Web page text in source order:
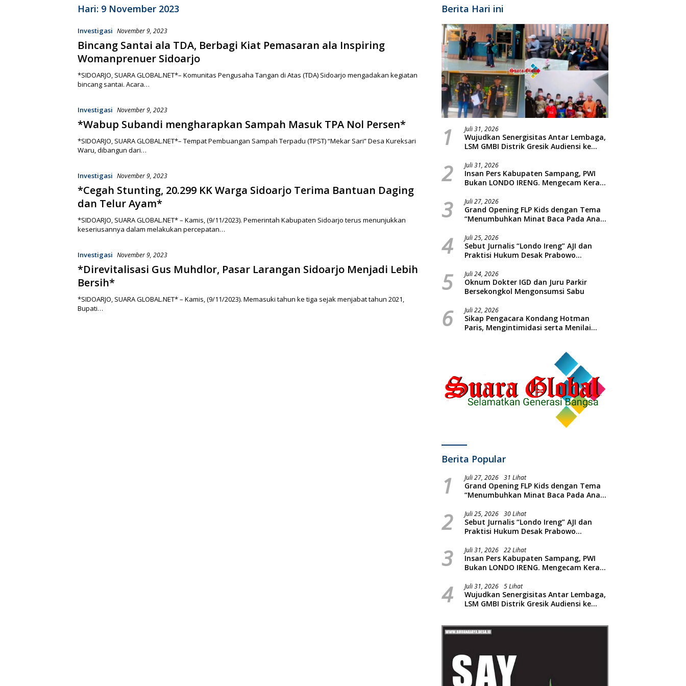
Hari: 9 November 2023
Investigasi November 9, 2023
Bincang Santai ala TDA, Berbagi Kiat Pemasaran ala Inspiring
Womanprenuer Sidoarjo
*SIDOARJO, SUARA GLOBAL.NET*– Komunitas Pengusaha Tangan di Atas (TDA) Sidoarjo mengadakan kegiatan
bincang santai. Acara…
Investigasi November 9, 2023
*Wabup Subandi mengharapkan Sampah Masuk TPA Nol Persen*
*SIDOARJO, SUARA GLOBAL.NET*– Tempat Pembuangan Sampah Terpadu (TPST) “Mekar Sari” Desa Kureksari
Waru, dibangun dari…
Investigasi November 9, 2023
*Cegah Stunting, 20.299 KK Warga Sidoarjo Terima Bantuan Daging
dan Telur Ayam*
*SIDOARJO, SUARA GLOBAL.NET* – Kamis, (9/11/2023). Pemerintah Kabupaten Sidoarjo terus menunjukkan
keseriusannya dalam melakukan percepatan…
Investigasi November 9, 2023
*Direvitalisasi Gus Muhdlor, Pasar Larangan Sidoarjo Menjadi Lebih
Bersih*
*SIDOARJO, SUARA GLOBAL.NET* – Kamis, (9/11/2023). Memasuki tahun ke tiga sejak menjabat tahun 2021,
Bupati…
Berita Hari ini
1 Juli 31, 2026
Wujudkan Senergisitas Antar Lembaga,
LSM GMBI Distrik Gresik Audiensi ke
Dilanjutkan Giat Sosial Santunan Anak
Yatim Piatu
2 Juli 31, 2026
Insan Pers Kabupaten Sampang, PWI
Bukan LONDO IRENG. Mengecam Keras
Republik Indonesia
3 Juli 27, 2026
Grand Opening FLP Kids dengan Tema
“Menumbuhkan Minat Baca Pada Anak
4 Juli 25, 2026
Sebut Jurnalis “Londo Ireng” AJI dan
Praktisi Hukum Desak Prabowo
5 Juli 24, 2026
Oknum Dokter IGD dan Juru Parkir
Bersekongkol Mengonsumsi Sabu
6 Juli 22, 2026
Sikap Pengacara Kondang Hotman
Paris, Mengintimidasi serta Menilai
Berita Popular
1 Juli 27, 2026 31 Lihat
Grand Opening FLP Kids dengan Tema
“Menumbuhkan Minat Baca Pada Anak
2 Juli 25, 2026 30 Lihat
Sebut Jurnalis “Londo Ireng” AJI dan
Praktisi Hukum Desak Prabowo
3 Juli 31, 2026 22 Lihat
Insan Pers Kabupaten Sampang, PWI
Bukan LONDO IRENG. Mengecam Keras
Republik Indonesia
4 Juli 31, 2026 5 Lihat
Wujudkan Senergisitas Antar Lembaga,
LSM GMBI Distrik Gresik Audiensi ke
Yatim Piatu